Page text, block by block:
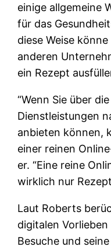
einige allgemeine
für das
diese Weise
anderen
ein Rezept
“Wenn Sie über
Dienstleistungen
anbieten können,
einer reinen
er. “Eine reine
wirklich nur
Laut Roberts
digitalen
Besuche und